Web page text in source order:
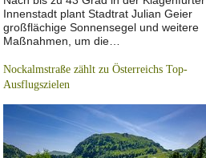
Innenstadt plant Stadtrat Julian Geier
großflächige Sonnensegel und weitere
Maßnahmen, um die…
Nockalmstraße zählt zu Österreichs Top-
Ausflugszielen